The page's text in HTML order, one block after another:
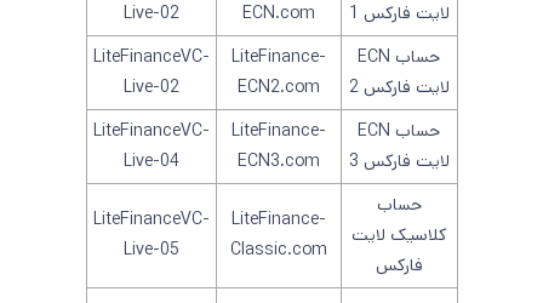
لایت فارکس 1
ECN.com
Live-02
حساب ECN
لایت فارکس 2
LiteFinance-
ECN2.com
LiteFinanceVC-
Live-02
حساب ECN
لایت فارکس 3
LiteFinance-
ECN3.com
LiteFinanceVC-
Live-04
حساب
کلاسیک لایت
فارکس
LiteFinance-
Classic.com
LiteFinanceVC-
Live-05